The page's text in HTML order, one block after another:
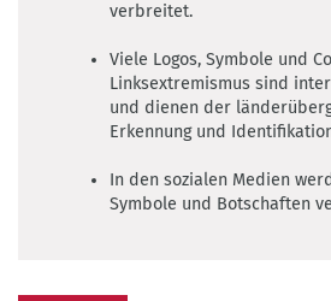
Kleinstadt
verbreitet.
Viele Logos, Symbole und
Linksextremismus sind
und dienen der
Erkennung und
In den sozialen Medien
Symbole und Botschaften